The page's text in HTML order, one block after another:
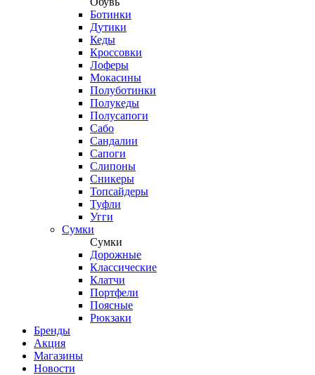
Ботинки
Дутики
Кеды
Кроссовки
Лоферы
Мокасины
Полуботинки
Полукеды
Полусапоги
Сабо
Сандалии
Сапоги
Слипоны
Сникеры
Топсайдеры
Туфли
Угги
Сумки
Сумки
Дорожные
Классические
Клатчи
Портфели
Поясные
Рюкзаки
Бренды
Акция
Магазины
Новости